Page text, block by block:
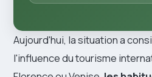
Aujourd'hui, la situation a
l'influence du tourisme